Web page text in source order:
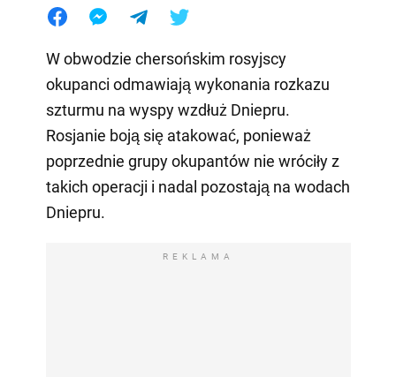
W obwodzie chersońskim rosyjscy
okupanci odmawiają wykonania rozkazu
szturmu na wyspy wzdłuż Dniepru.
Rosjanie boją się atakować, ponieważ
poprzednie grupy okupantów nie wróciły z
takich operacji i nadal pozostają na wodach
Dniepru.
REKLAMA